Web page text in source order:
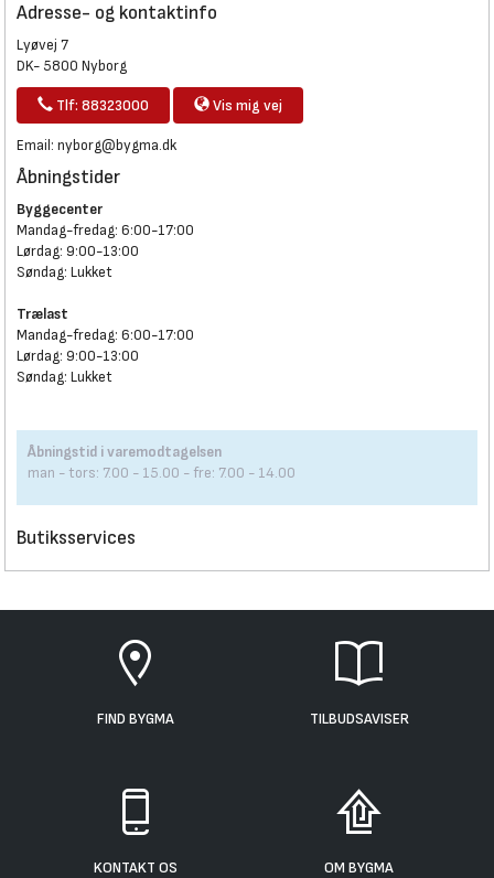
Adresse- og kontaktinfo
Lyøvej 7
DK- 5800 Nyborg
Tlf: 88323000 Vis mig vej
Email: nyborg@bygma.dk
Åbningstider
Byggecenter
Mandag-fredag: 6:00-17:00
Lørdag: 9:00-13:00
Søndag: Lukket
Trælast
Mandag-fredag: 6:00-17:00
Lørdag: 9:00-13:00
Søndag: Lukket
Åbningstid i varemodtagelsen
man - tors: 7.00 - 15.00 - fre: 7.00 - 14.00
Butiksservices
FIND BYGMA TILBUDSAVISER
KONTAKT OS OM BYGMA